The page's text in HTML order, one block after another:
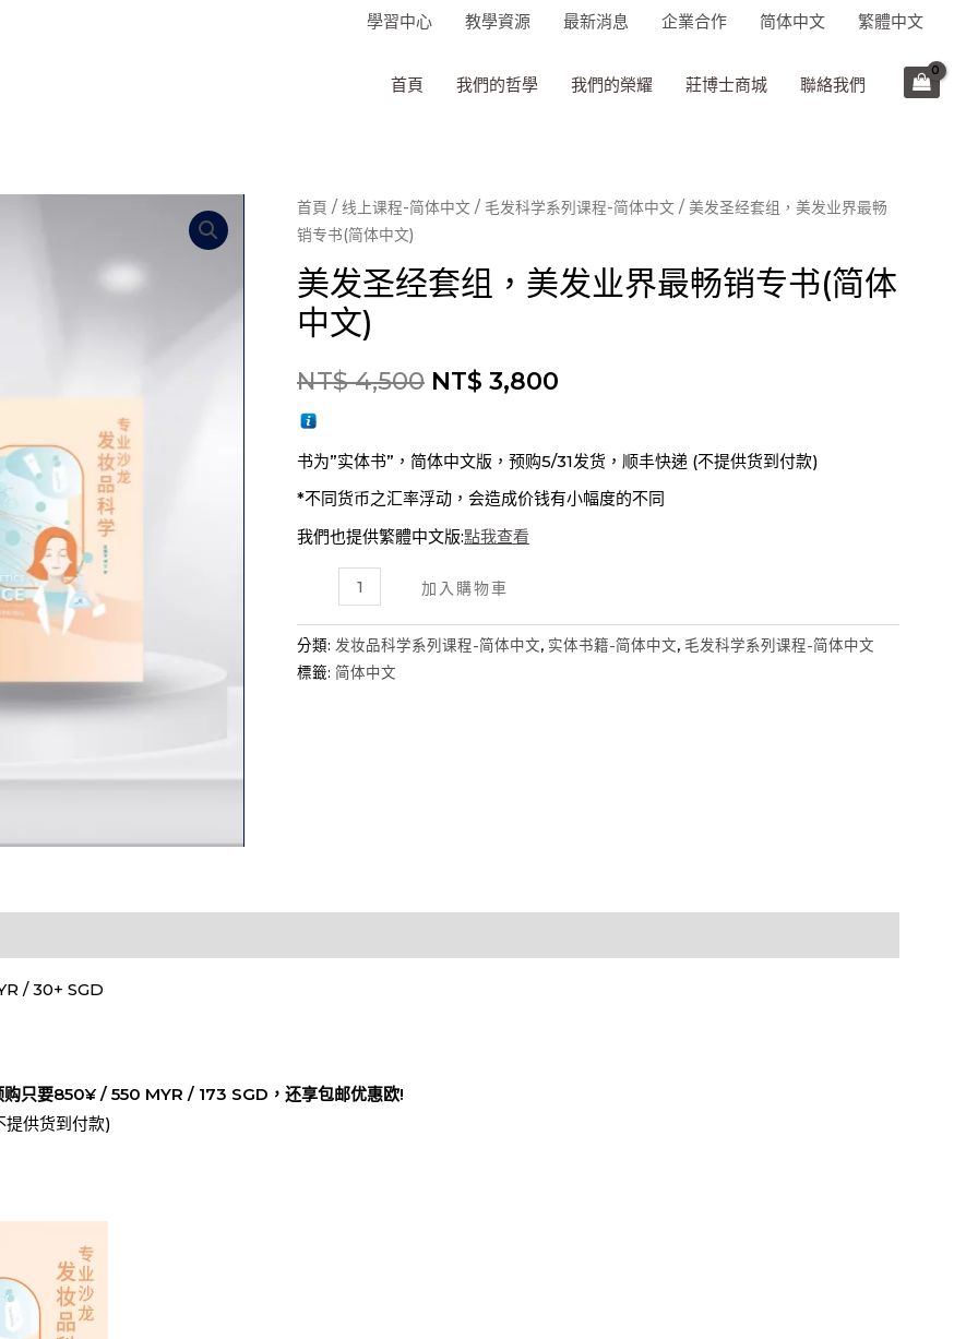
學習中心 教學資源 最新消息 企業合作 简体中文 繁體中文
首頁 我們的哲學 我們的榮耀 莊博士商城 聯絡我們
首頁 / 线上课程-简体中文 / 毛发科学系列课程-简体中文 / 美发圣经套组，美发业界最畅
销专书(简体中文)
美发圣经套组，美发业界最畅销专书(简体
中文)
NT$4,500 NT$ 3,800
书为”实体书”，简体中文版，预购5/31发货，顺丰快递 (不提供货到付款)
*不同货币之汇率浮动，会造成价钱有小幅度的不同
我們也提供繁體中文版:點我查看
圣
经
专
中
加入購物車
分類: 发妆品科学系列课程-简体中文, 实体书籍-简体中文, 毛发科学系列课程-简体中文
標籤: 简体中文
/ 30+ SGD
购只要850¥ / 550 MYR / 173 SGD，还享包邮优惠欧!
提供货到付款)